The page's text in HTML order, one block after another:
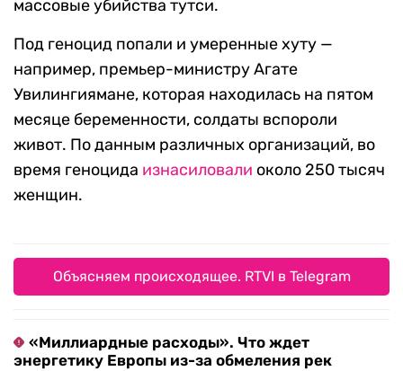
массовые убийства тутси.
Под геноцид попали и умеренные хуту —
например, премьер-министру Агате
Увилингиямане, которая находилась на пятом
месяце беременности, солдаты вспороли
живот. По данным различных организаций, во
время геноцида изнасиловали около 250 тысяч
женщин.
Объясняем происходящее. RTVI в Telegram
«Миллиардные расходы». Что ждет
энергетику Европы из-за обмеления рек